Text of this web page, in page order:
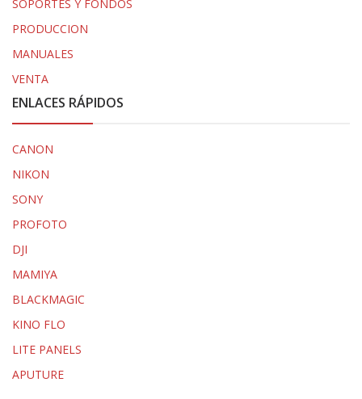
SOPORTES Y FONDOS
PRODUCCION
MANUALES
VENTA
ENLACES RÁPIDOS
CANON
NIKON
SONY
PROFOTO
DJI
MAMIYA
BLACKMAGIC
KINO FLO
LITE PANELS
APUTURE